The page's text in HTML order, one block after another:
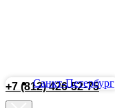
+7 (812) 426-52-75
Запись Онлайн
Санкт-Петербург